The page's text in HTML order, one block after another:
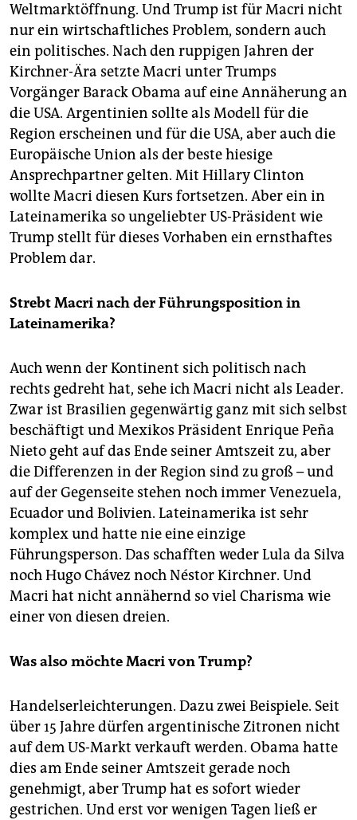
Weltmarktöffnung. Und Trump ist für Macri nicht
nur ein wirtschaftliches Problem, sondern auch
ein politisches. Nach den ruppigen Jahren der
Kirchner-Ära setzte Macri unter Trumps
Vorgänger Barack Obama auf eine Annäherung an
die USA. Argentinien sollte als Modell für die
Region erscheinen und für die USA, aber auch die
Europäische Union als der beste hiesige
Ansprechpartner gelten. Mit Hillary Clinton
wollte Macri diesen Kurs fortsetzen. Aber ein in
Lateinamerika so ungeliebter US-Präsident wie
Trump stellt für dieses Vorhaben ein ernsthaftes
Problem dar.
Strebt Macri nach der Führungsposition in
Lateinamerika?
Auch wenn der Kontinent sich politisch nach
rechts gedreht hat, sehe ich Macri nicht als Leader.
Zwar ist Brasilien gegenwärtig ganz mit sich selbst
beschäftigt und Mexikos Präsident Enrique Peña
Nieto geht auf das Ende seiner Amtszeit zu, aber
die Differenzen in der Region sind zu groß – und
auf der Gegenseite stehen noch immer Venezuela,
Ecuador und Bolivien. Lateinamerika ist sehr
komplex und hatte nie eine einzige
Führungsperson. Das schafften weder Lula da Silva
noch Hugo Chávez noch Néstor Kirchner. Und
Macri hat nicht annähernd so viel Charisma wie
einer von diesen dreien.
Was also möchte Macri von Trump?
Handelserleichterungen. Dazu zwei Beispiele. Seit
über 15 Jahre dürfen argentinische Zitronen nicht
auf dem US-Markt verkauft werden. Obama hatte
dies am Ende seiner Amtszeit gerade noch
genehmigt, aber Trump hat es sofort wieder
gestrichen. Und erst vor wenigen Tagen ließ er